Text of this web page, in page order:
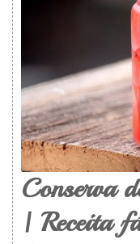
Conserva
| Receita